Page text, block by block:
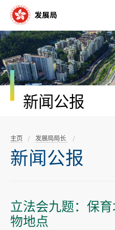
容
开
始
新闻公报
主页 发展局局长
新闻公报
立法会九题：保
物地点